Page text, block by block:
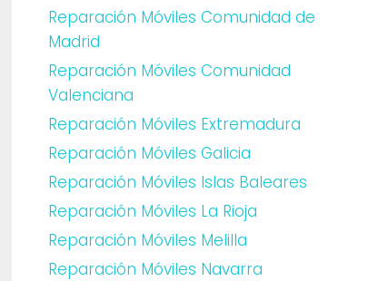
Reparación Móviles Comunidad de
Madrid
Reparación Móviles Comunidad
Valenciana
Reparación Móviles Extremadura
Reparación Móviles Galicia
Reparación Móviles Islas Baleares
Reparación Móviles La Rioja
Reparación Móviles Melilla
Reparación Móviles Navarra